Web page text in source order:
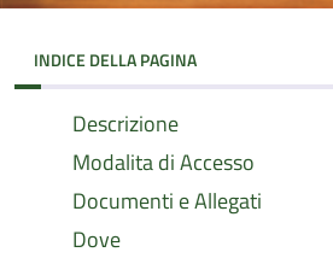
INDICE DELLA PAGINA
Descrizione
Modalita di Accesso
Documenti e Allegati
Dove